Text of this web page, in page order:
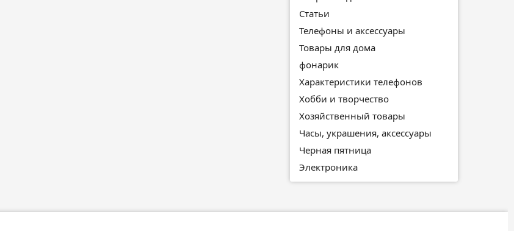
Статьи
Телефоны и аксессуары
Товары для дома
фонарик
Характеристики телефонов
Хобби и творчество
Хозяйственный товары
Часы, украшения, аксессуары
Черная пятница
Электроника